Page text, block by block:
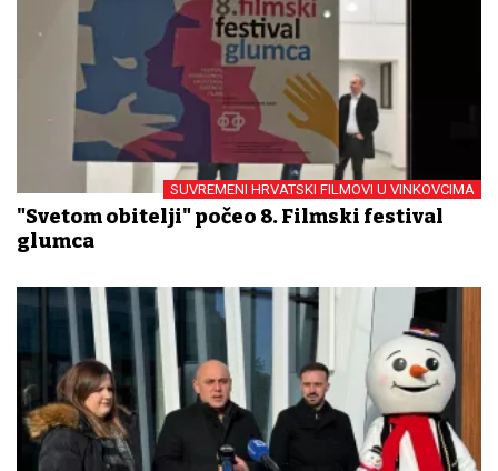
SUVREMENI HRVATSKI FILMOVI U VINKOVCIMA
"Svetom obitelji" počeo 8. Filmski festival
glumca